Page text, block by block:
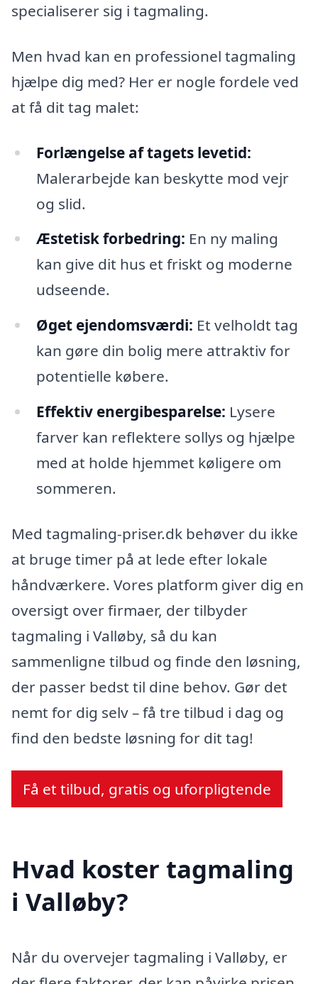
specialiserer sig i tagmaling.
Men hvad kan en professionel tagmaling
hjælpe dig med? Her er nogle fordele ved
at få dit tag malet:
Forlængelse af tagets levetid:
Malerarbejde kan beskytte mod vejr
og slid.
Æstetisk forbedring: En ny maling
kan give dit hus et friskt og moderne
udseende.
Øget ejendomsværdi: Et velholdt tag
kan gøre din bolig mere attraktiv for
potentielle købere.
Effektiv energibesparelse: Lysere
farver kan reflektere sollys og hjælpe
med at holde hjemmet køligere om
sommeren.
Med tagmaling-priser.dk behøver du ikke
at bruge timer på at lede efter lokale
håndværkere. Vores platform giver dig en
oversigt over firmaer, der tilbyder
tagmaling i Valløby, så du kan
sammenligne tilbud og finde den løsning,
der passer bedst til dine behov. Gør det
nemt for dig selv – få tre tilbud i dag og
find den bedste løsning for dit tag!
Få et tilbud, gratis og uforpligtende
Hvad koster tagmaling
i Valløby?
Når du overvejer tagmaling i Valløby, er